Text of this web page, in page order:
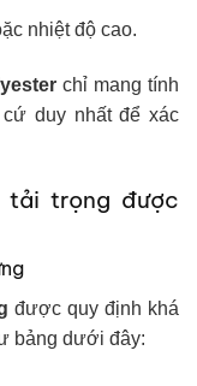
nhiệt độ cao.
chỉ mang tính
duy nhất để xác
tải trọng được
được quy định khá
bảng dưới đây: